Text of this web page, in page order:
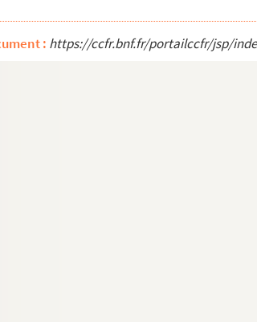
Paris. 71, rue Marcadet. Façade coté
: https://ccfr.bnf.fr/portailccfr/jsp/